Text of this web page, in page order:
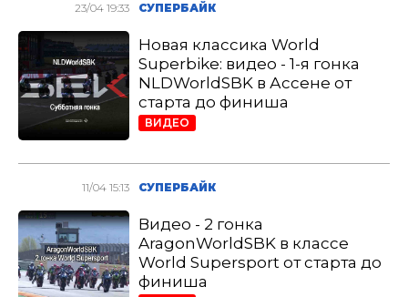
23/04 19:33 СУПЕРБАЙК
Новая классика World
Superbike: видео - 1-я гонка
NLDWorldSBK в Ассене от
старта до финиша
ВИДЕО
11/04 15:13 СУПЕРБАЙК
Видео - 2 гонка
AragonWorldSBK в классе
World Supersport от старта до
финиша